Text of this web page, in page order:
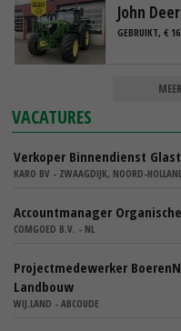
John
GEBRUIKT, €
VACATURES
Verkoper Binnendienst
KARO BV - ZWAAGDIJK, NOORD-
Accountmanager
COMGOED B.V. - NL
Projectmedewerker
Landbouw
WIJ.LAND - ABCOUDE